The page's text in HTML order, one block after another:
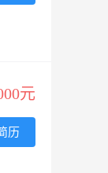
元
历